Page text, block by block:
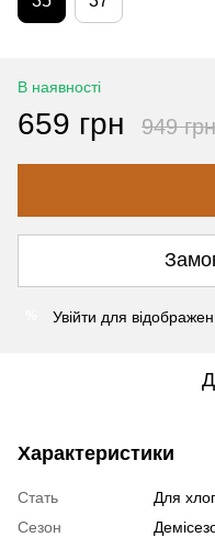
В наявності
659 грн 949 грн
Увійти для
Характеристики
Стать
Для
Сезон